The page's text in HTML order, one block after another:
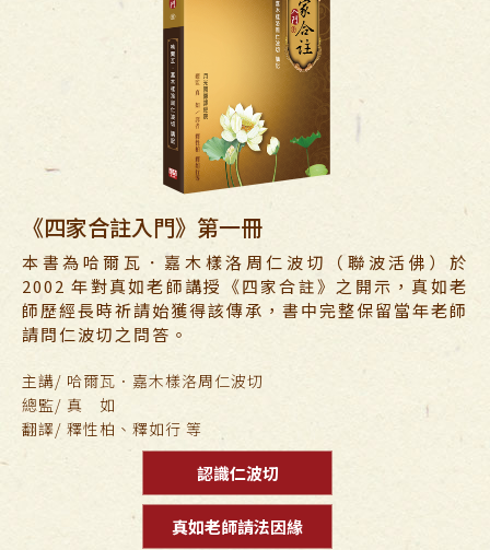
《四家合註入門》第一冊
本書為哈爾瓦．嘉木樣洛周仁波切（聯波活佛）於
2002 年對真如老師講授《四家合註》之開示，真如老
師歷經長時祈請始獲得該傳承，書中完整保留當年老師
請問仁波切之問答。
主講/ 哈爾瓦．嘉木樣洛周仁波切
總監/ 真 如
翻譯/ 釋性柏、釋如行 等
認識仁波切
真如老師請法因緣